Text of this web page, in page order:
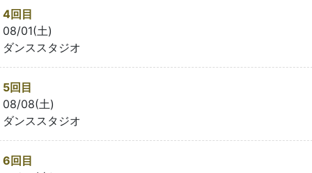
4回目
08/01(土)
ダンススタジオ
5回目
08/08(土)
ダンススタジオ
6回目